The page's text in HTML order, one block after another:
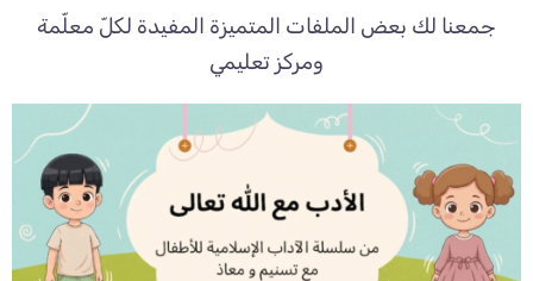
جمعنا لك بعض الملفات المتميزة المفيدة لكلّ معلّمة
ومركز تعليمي